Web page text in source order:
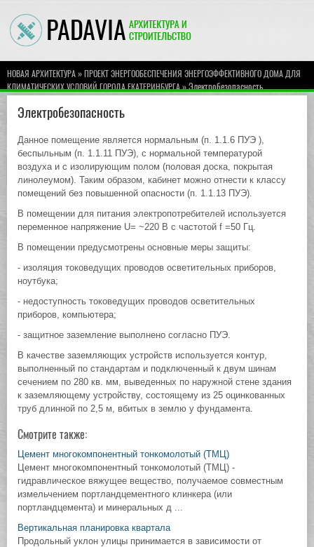
НОВАЯ АРХИТЕКТУРА»ПРОЕКТ ЭНЕРГООБЕСПЕЧЕНИЯ ЭНЕРГОЭФФЕКТИВНОГО ДОМА ДЛЯ
КЛИМАТИЧЕСКИХ УСЛОВИЙ ГОРОДА ЕКАТЕРИНБУРГА» Электробезопасность
Электробезопасность
Данное помещение является нормальным (п. 1.1.6 ПУЭ ),
беспыльным (п. 1.1.11 ПУЭ), с нормальной температурой
воздуха и с изолирующим полом (половая доска, покрытая
линолеумом). Таким образом, кабинет можно отнести к классу
помещений без повышенной опасности (п. 1.1.13 ПУЭ).
В помещении для питания электропотребителей используется
переменное напряжение U= ~220 В с частотой f =50 Гц.
В помещении предусмотрены основные меры защиты:
- изоляция токоведущих проводов осветительных приборов,
ноутбука;
- недоступность токоведущих проводов осветительных
приборов, компьютера;
- защитное заземление выполнено согласно ПУЭ.
В качестве заземляющих устройств используется контур,
выполненный по стандартам и подключенный к двум шинам
сечением по 280 кв. мм, выведенных по наружной стене здания
к заземляющему устройству, состоящему из 25 оцинкованных
труб длинной по 2,5 м, вбитых в землю у фундамента.
Смотрите также:
Цемент многокомпонентный тонкомолотый (ТМЦ)
Цемент многокомпонентный тонкомолотый (ТМЦ) -
гидравлическое вяжущее вещество, получаемое совместным
измельчением портландцементного клинкера (или
портландцемента) и минеральных д ...
Вертикальная планировка квартала
Продольный уклон улицы принимается в зависимости от